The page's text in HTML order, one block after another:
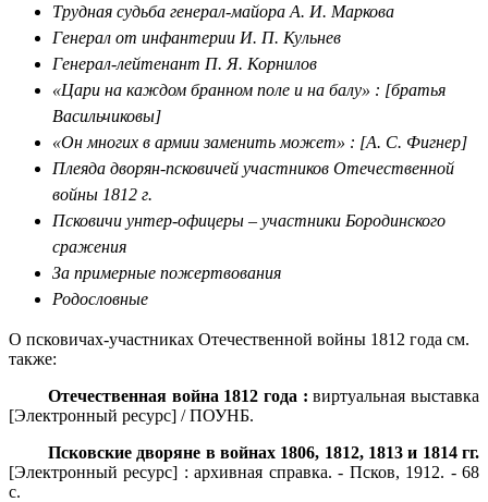
Трудная судьба генерал-майора А. И. Маркова
Генерал от инфантерии И. П. Кульнев
Генерал-лейтенант П. Я. Корнилов
«Цари на каждом бранном поле и на балу» : [братья
Васильчиковы]
«Он многих в армии заменить может» : [А. С. Фигнер]
Плеяда дворян-псковичей участников Отечественной
войны 1812 г.
Псковичи унтер-офицеры – участники Бородинского
сражения
За примерные пожертвования
Родословные
О псковичах-участниках Отечественной войны 1812 года см.
также:
Отечественная война 1812 года :виртуальная выставка
[Электронный ресурс] / ПОУНБ.
Псковские дворяне в войнах 1806, 1812, 1813 и 1814 гг.
[Электронный ресурс] : архивная справка. - Псков, 1912. - 68
с.